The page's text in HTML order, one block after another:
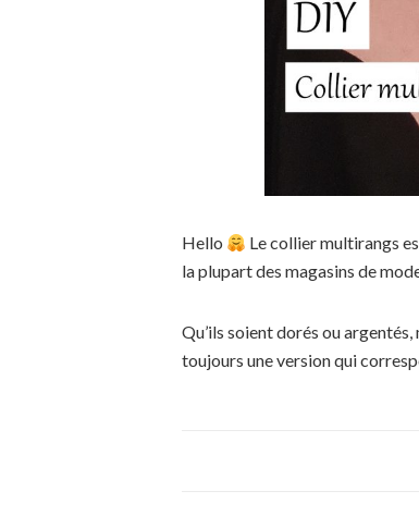
Hello
Le collier multirangs
la plupart des magasins de
Qu’ils soient dorés ou
toujours une version qui